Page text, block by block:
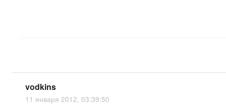
vodkins
11 января 2012, 03:39:50